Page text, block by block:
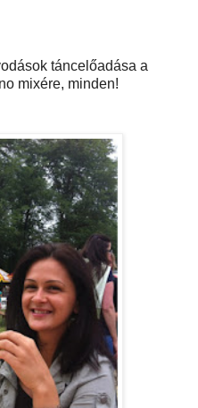
táncelőadása a
mixére, minden!